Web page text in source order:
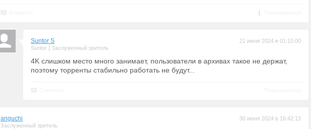
|
Suntor S
Suntor Заслуженный зритель
21 июля 2024 в 01:15:00
4K слишком место много занимает, пользователи в архивах такое не держат,
поэтому торренты стабильно работать не будут...
anguchi
Заслуженный зритель
30 июня 2024 в 16:42:13